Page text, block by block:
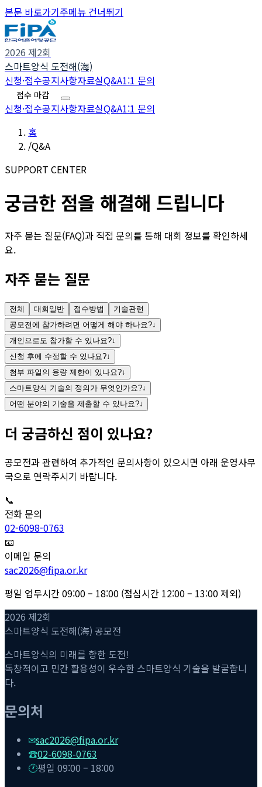
본문 바로가기주메뉴 건너뛰기
2026 제2회
스마트양식 도전해(海)
신청·접수공지사항자료실Q&A1:1 문의
접수 마감
신청·접수공지사항자료실Q&A1:1 문의
홈
/Q&A
SUPPORT CENTER
궁금한 점을 해결해 드립니다
자주 묻는 질문(FAQ)과 직접 문의를 통해 대회 정보를 확인하세
요.
자주 묻는 질문
전체 대회일반 접수방법
기술관련
공모전에 참가하려면 어떻게 해야 하나요?↓
개인으로도 참가할 수 있나요?↓
신청 후에 수정할 수 있나요?↓
첨부 파일의 용량 제한이 있나요?↓
스마트양식 기술의 정의가 무엇인가요?↓
어떤 분야의 기술을 제출할 수 있나요?↓
더 궁금하신 점이 있나요?
공모전과 관련하여 추가적인 문의사항이 있으시면 아래 운영사무
국으로 연락주시기 바랍니다.
📞
전화 문의
02-6098-0763
📧
이메일 문의
sac2026@fipa.or.kr
평일 업무시간 09:00 – 18:00 (점심시간 12:00 – 13:00 제외)
2026 제2회
스마트양식 도전해(海) 공모전
스마트양식의 미래를 향한 도전!
독창적이고 민간 활용성이 우수한 스마트양식 기술을 발굴합니
다.
문의처
✉sac2026@fipa.or.kr
☎02-6098-0763
🕐평일 09:00 – 18:00